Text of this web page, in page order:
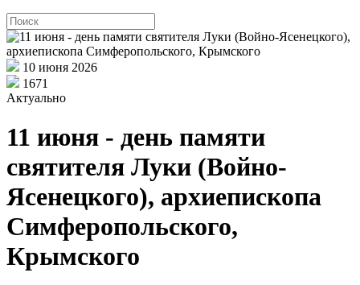
10 июня 2026
1671
Актуально
11 июня - день памяти
святителя Луки (Войно-
Ясенецкого), архиепископа
Симферопольского,
Крымского